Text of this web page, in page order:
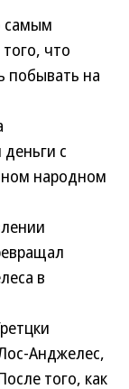
самым
что
побывать на
с
народном
в
Анджелес,
того, как